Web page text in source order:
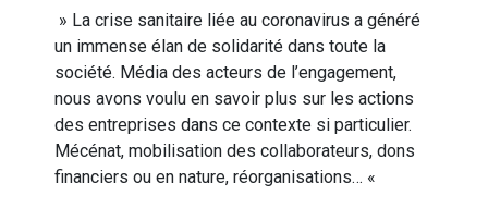
» La crise sanitaire liée au coronavirus a généré
un immense élan de solidarité dans toute la
société. Média des acteurs de l’engagement,
nous avons voulu en savoir plus sur les actions
des entreprises dans ce contexte si particulier.
Mécénat, mobilisation des collaborateurs, dons
financiers ou en nature, réorganisations… «